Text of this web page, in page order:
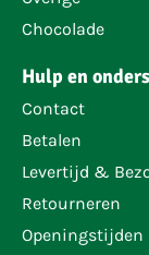
Chocolade
Hulp en
Contact
Betalen
Levertijd &
Retourneren
Openingstijden